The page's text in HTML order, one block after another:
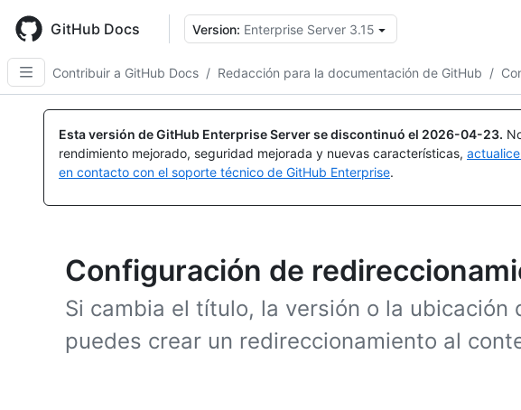
main
content
GitHub Docs Version: Enterprise Server 3.15
Contribuir a GitHub Docs / Redacción para la documentación de GitHub /
Esta versión de GitHub Enterprise Server se discontinuó el 2026-04-23.
rendimiento mejorado, seguridad mejorada y nuevas características,
en contacto con el soporte técnico de GitHub Enterprise.
Configuración de
Si cambia el título, la versión o la ubicación
puedes crear un redireccionamiento al